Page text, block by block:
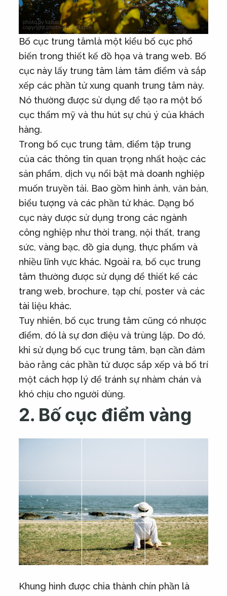
Bố cục trung tâmlà một kiểu bố cục phổ
biến trong thiết kế đồ họa và trang web. Bố
cục này lấy trung tâm làm tâm điểm và sắp
xếp các phần tử xung quanh trung tâm này.
Nó thường được sử dụng để tạo ra một bố
cục thẩm mỹ và thu hút sự chú ý của khách
hàng.
Trong bố cục trung tâm, điểm tập trung
của các thông tin quan trọng nhất hoặc các
sản phẩm, dịch vụ nổi bật mà doanh nghiệp
muốn truyền tải. Bao gồm hình ảnh, văn bản,
biểu tượng và các phần tử khác. Dạng bố
cục này được sử dụng trong các ngành
công nghiệp như thời trang, nội thất, trang
sức, vàng bạc, đồ gia dụng, thực phẩm và
nhiều lĩnh vực khác. Ngoài ra, bố cục trung
tâm thường được sử dụng để thiết kế các
trang web, brochure, tạp chí, poster và các
tài liệu khác.
Tuy nhiên, bố cục trung tâm cũng có nhược
điểm, đó là sự đơn điệu và trùng lặp. Do đó,
khi sử dụng bố cục trung tâm, bạn cần đảm
bảo rằng các phần tử được sắp xếp và bố trí
một cách hợp lý để tránh sự nhàm chán và
khó chịu cho người dùng.
2. Bố cục điểm vàng
Khung hình được chia thành chín phần là